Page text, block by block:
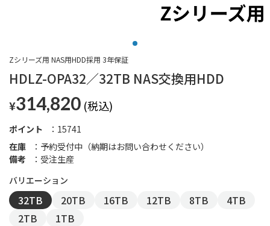
HDLZ-OPA32／32TB NAS交換用HDD
Zシリーズ用 NAS用HDD採用 3年保証
¥314,820
ポイント
15741
在庫
予約受付中（納期はお問い合わせください）
備考
受注生産
32TB 20TB 16TB 12TB 8TB
4TB
2TB
1TB